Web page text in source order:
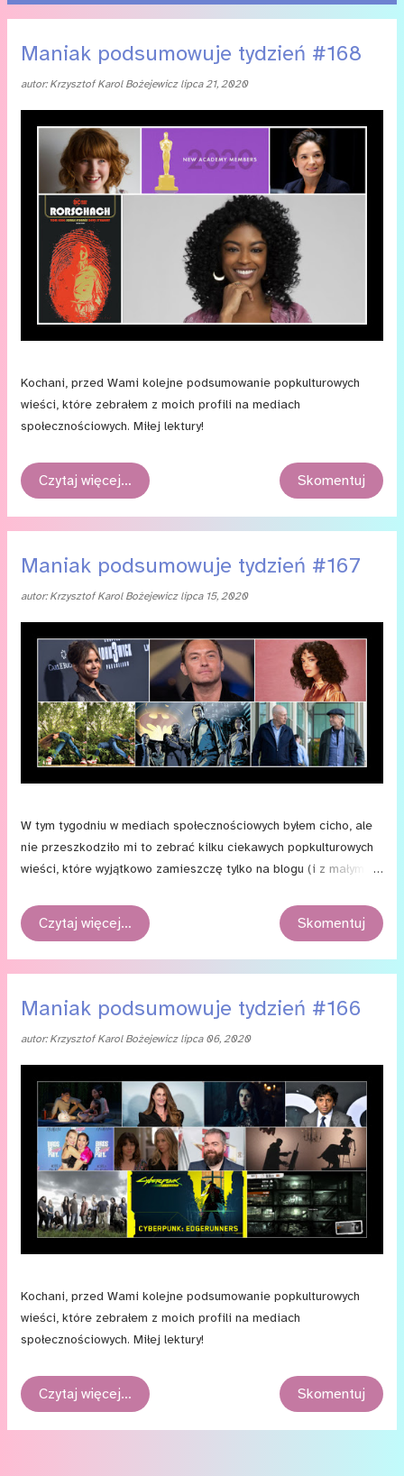
Maniak podsumowuje tydzień #168
autor:Krzysztof Karol Bożejewicz lipca 21, 2020
Kochani, przed Wami kolejne podsumowanie popkulturowych
wieści, które zebrałem z moich profili na mediach
społecznościowych. Miłej lektury!
Czytaj więcej… Skomentuj
Maniak podsumowuje tydzień #167
autor:Krzysztof Karol Bożejewicz lipca 15, 2020
W tym tygodniu w mediach społecznościowych byłem cicho, ale
nie przeszkodziło mi to zebrać kilku ciekawych popkulturowych
wieści, które wyjątkowo zamieszczę tylko na blogu (i z małym
Czytaj więcej… Skomentuj
Maniak podsumowuje tydzień #166
autor:Krzysztof Karol Bożejewicz lipca 06, 2020
Kochani, przed Wami kolejne podsumowanie popkulturowych
wieści, które zebrałem z moich profili na mediach
społecznościowych. Miłej lektury!
Czytaj więcej… Skomentuj